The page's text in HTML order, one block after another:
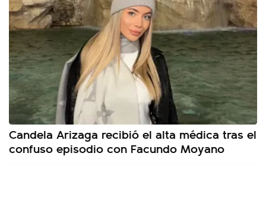
Candela Arizaga recibió el alta médica tras el
confuso episodio con Facundo Moyano